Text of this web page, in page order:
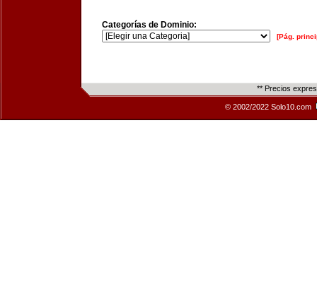
Categorías de Dominio:
[Pág.
** Precios
© 2002/2022 Solo10.com